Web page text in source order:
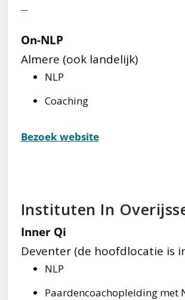
On-NLP
Almere (ook landelijk)
NLP
Coaching
Bezoek website
Instituten In
Inner Qi
Deventer (de hoofdlocatie is
NLP
Paardencoachopleiding met